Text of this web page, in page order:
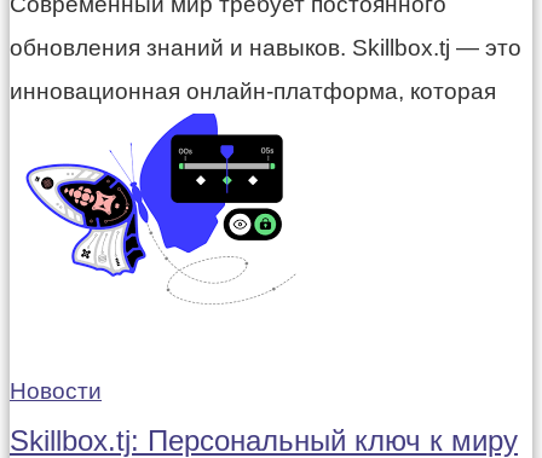
обновления знаний и навыков. Skillbox.tj — это
инновационная онлайн-платформа, которая
Новости
Skillbox.tj: Персональный ключ к миру